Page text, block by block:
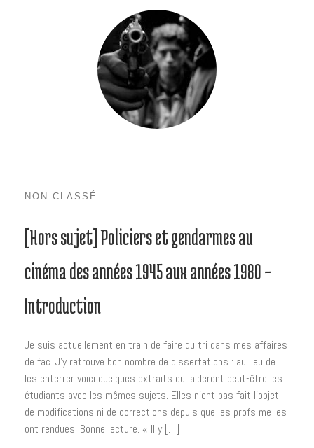
NON CLASSÉ
[Hors sujet] Policiers et gendarmes au
cinéma des années 1945 aux années 1980 –
Introduction
Je suis actuellement en train de faire du tri dans mes affaires
de fac. J’y retrouve bon nombre de dissertations : au lieu de
les enterrer voici quelques extraits qui aideront peut-être les
étudiants avec les mêmes sujets. Elles n’ont pas fait l’objet
de modifications ni de corrections depuis que les profs me les
ont rendues. Bonne lecture. « Il y […]